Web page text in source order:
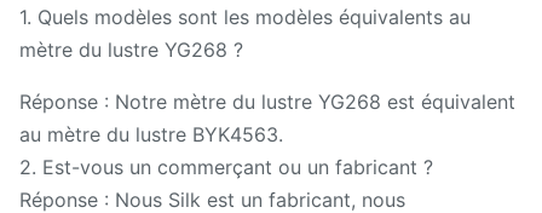
1. Quels modèles sont les modèles équivalents au
mètre du lustre YG268 ?
Réponse : Notre mètre du lustre YG268 est équivalent
au mètre du lustre BYK4563.
2. Est-vous un commerçant ou un fabricant ?
Réponse : Nous Silk est un fabricant, nous